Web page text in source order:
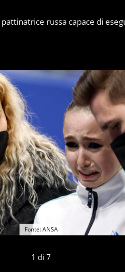
russa capace di
essere rimasta fuori dal
1 di 7
Fonte: ANSA